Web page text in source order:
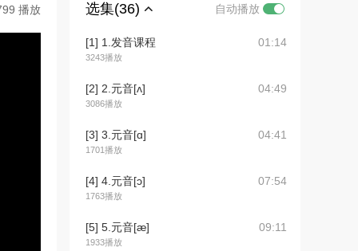
播放 选集(36) 自动播放
[1] 1.发音课程
3243播放
01:14
[2] 2.元音[ʌ]
3086播放
04:49
[3] 3.元音[ɑ]
1701播放
04:41
[4] 4.元音[ɔ]
1763播放
07:54
[5] 5.元音[æ]
1933播放
09:11